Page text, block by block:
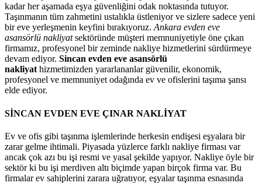
kadar her aşamada eşya güvenliğini odak noktasında tutuyor.
Taşınmanın tüm zahmetini ustalıkla üstleniyor ve sizlere sadece yeni
bir eve yerleşmenin keyfini bırakıyoruz. Ankara evden eve
asansörlü nakliyatsektöründe müşteri memnuniyetiyle öne çıkan
firmamız, profesyonel bir zeminde nakliye hizmetlerini sürdürmeye
devam ediyor. Sincan evden eve asansörlü
nakliyat hizmetimizden yararlananlar güvenilir, ekonomik,
profesyonel ve memnuniyet odağında ev ve ofislerini taşıma şansı
elde ediyor.
SİNCAN EVDEN EVE ÇINAR NAKLİYAT
Ev ve ofis gibi taşınma işlemlerinde herkesin endişesi eşyalara bir
zarar gelme ihtimali. Piyasada yüzlerce farklı nakliye firması var
ancak çok azı bu işi resmi ve yasal şekilde yapıyor. Nakliye öyle bir
sektör ki bu işi merdiven altı biçimde yapan birçok firma var. Bu
firmalar ev sahiplerini zarara uğratıyor, eşyalar taşınma esnasında